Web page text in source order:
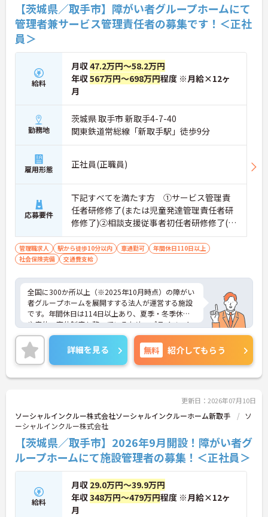
★おすすめPOINT★
・生活支援員からスタートし、サービス管理責任者
やエリアマネージャーへと続く明確なステップアッ
プの道筋が用意されています。急成長中の企業であ
るためポストも豊富にあり、専門性を高めながらマ
ネジメント職への挑戦も視野に入れていただけま
す。
・年間休日114日、残業月平均10時間程度という就
業環境に加え、産前産後休暇や育児休暇制度がしっ
かりと整備されています。オンとオフの切り替えを
明確にし、心身ともに充実した状態で長くご活躍い
ただけます。
・グループホーム一棟あたりの入居者様20名定員を
常時2～4名のスタッフで支援、国基準を上回る人員
配置や夜間複数名体制が敷かれているため、業務に
追われることなくご利用者様のペースに合わせたサ
ご自身の理想とする福祉を実践できる環境が整って
います。
【茨城県／取手市】障がい者グループホームにて
管理者兼サービス管理責任者の募集です！＜正社
員＞
給料
月収47.2万円～58.2万円
年収567万円～698万円程度 ※月給×12ヶ
月
勤務地
茨城県 取手市 新取手4-7-40
関東鉄道常総線「新取手駅」徒歩9分
雇用形態 正社員(正職員)
応募要件
下記すべてを満たす方 ①サービス管理責
任者研修修了(または児童発達管理責任者研
修修了)②相談支援従事者初任者研修修了(ま
たは相談支援従事者実務者研修修了)③普通
自動車運転免許(AT限定可)
管理職求人 駅から徒歩10分以内 車通勤可
年間休日110日以上
社会保険完備
交通費支給
全国に300か所以上（※2025年10月時点）の障がい
者グループホームを展開すする法人が運営する施設
です。年間休日は114日以上あり、夏季・冬季休暇
や産休・育休制度も整っているため、プライベート
を大切にしながら長く働けます。20代からシニアま
で幅広い年代のスタッフが活躍しており、子育て中
の方も多いので、お互いに協力し合える温かい雰囲
気です。研修制度や外部勉強会の受講支援もあり、
働きながらスキルアップを目指せる環境が魅力。請
支援やスタッフの育成といった現場のマネジメント
業務に集中できます。これまでの経験や資格を活か
し、安定した環境でキャリアを築きたい方をお待ち
しています。ご興味のある方は詳細等をお伝えしま
すので、お気軽にお問い合わせください。
詳細を見る 無料 紹介してもらう
更新日：2026年07月10日
ソーシャルインクルー株式会社ソーシャルインクルーホーム新取手
ソ
ーシャルインクルー株式会社
【茨城県／取手市】2026年9月開設！障がい者グ
ループホームにて施設管理者の募集！＜正社員＞
給料
月収 29.0万円～39.9万円
年収348万円～479万円程度 ※月給×12ヶ
月